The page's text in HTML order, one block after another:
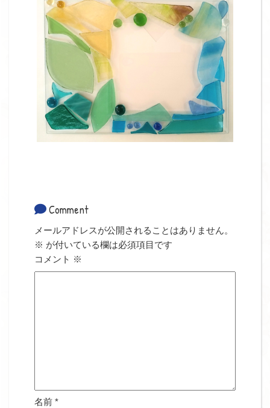
Comment
メールアドレスが公開されることはありません。
※ が付いている欄は必須項目です
コメント ※
名前 *